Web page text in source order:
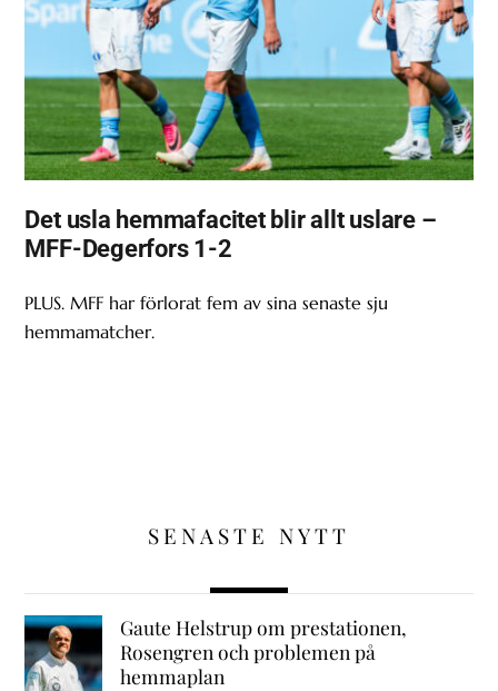
Det usla hemmafacitet blir allt uslare –
MFF-Degerfors 1-2
PLUS. MFF har förlorat fem av sina senaste sju
hemmamatcher.
SENASTE NYTT
Gaute Helstrup om prestationen,
Rosengren och problemen på
hemmaplan